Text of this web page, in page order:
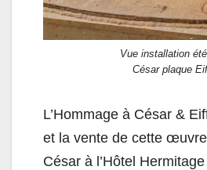
Vue installation
César plaque
L’Hommage à César &
et la vente de cette
César à l’Hôtel